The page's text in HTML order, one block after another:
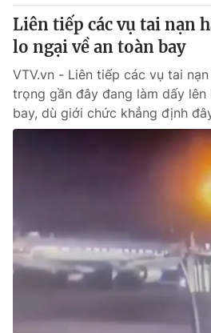
Liên tiếp các vụ tai nạn
lo ngại về an toàn bay
VTV.vn - Liên tiếp các vụ tai
trọng gần đây đang làm dấy
bay, dù giới chức khẳng định